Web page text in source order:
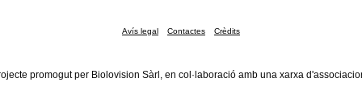
Avís legal Contactes Crèdits
promogut per Biolovision Sàrl, en col·laboració amb una xarxa